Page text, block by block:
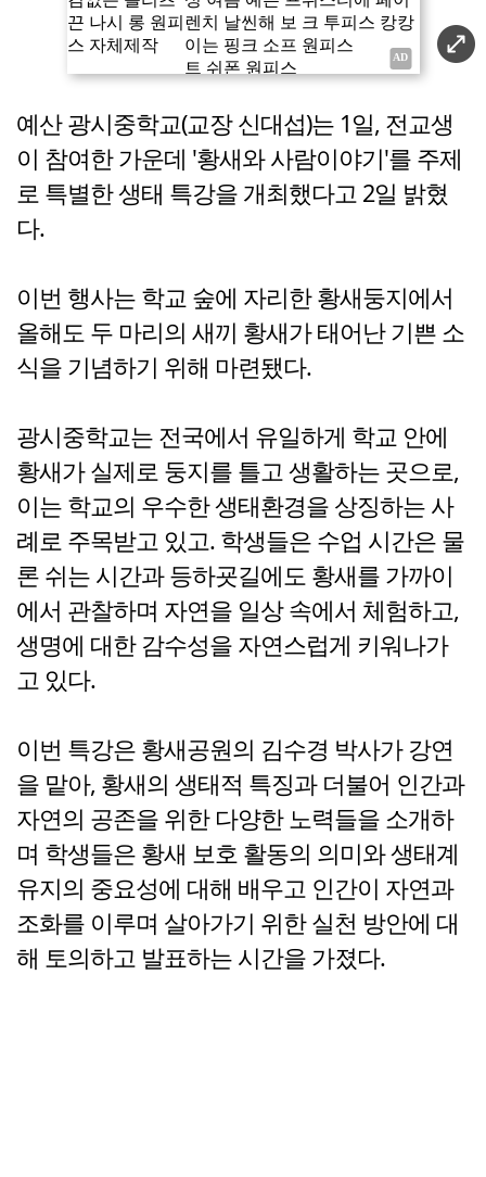
예산 광시중학교(교장 신대섭)는 1일, 전교생
이 참여한 가운데 '황새와 사람이야기'를 주제
로 특별한 생태 특강을 개최했다고 2일 밝혔
다.
이번 행사는 학교 숲에 자리한 황새둥지에서
올해도 두 마리의 새끼 황새가 태어난 기쁜 소
식을 기념하기 위해 마련됐다.
광시중학교는 전국에서 유일하게 학교 안에
황새가 실제로 둥지를 틀고 생활하는 곳으로,
이는 학교의 우수한 생태환경을 상징하는 사
례로 주목받고 있고. 학생들은 수업 시간은 물
론 쉬는 시간과 등하굣길에도 황새를 가까이
에서 관찰하며 자연을 일상 속에서 체험하고,
생명에 대한 감수성을 자연스럽게 키워나가
고 있다.
이번 특강은 황새공원의 김수경 박사가 강연
을 맡아, 황새의 생태적 특징과 더불어 인간과
자연의 공존을 위한 다양한 노력들을 소개하
며 학생들은 황새 보호 활동의 의미와 생태계
유지의 중요성에 대해 배우고 인간이 자연과
조화를 이루며 살아가기 위한 실천 방안에 대
해 토의하고 발표하는 시간을 가졌다.